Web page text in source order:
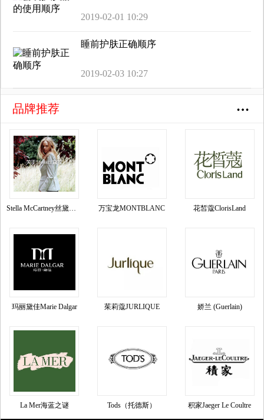
2019-02-01 10:29
睡前护肤正确顺序
2019-02-03 10:27
品牌推荐
万宝龙MONTBLANC 花皙蔻ClorisLand
玛丽黛佳Marie Dalgar 茱莉蔻JURLIQUE 娇兰 (Guerlain)
La Mer海蓝之谜 Tods（托德斯） 积家Jaeger Le Coultre